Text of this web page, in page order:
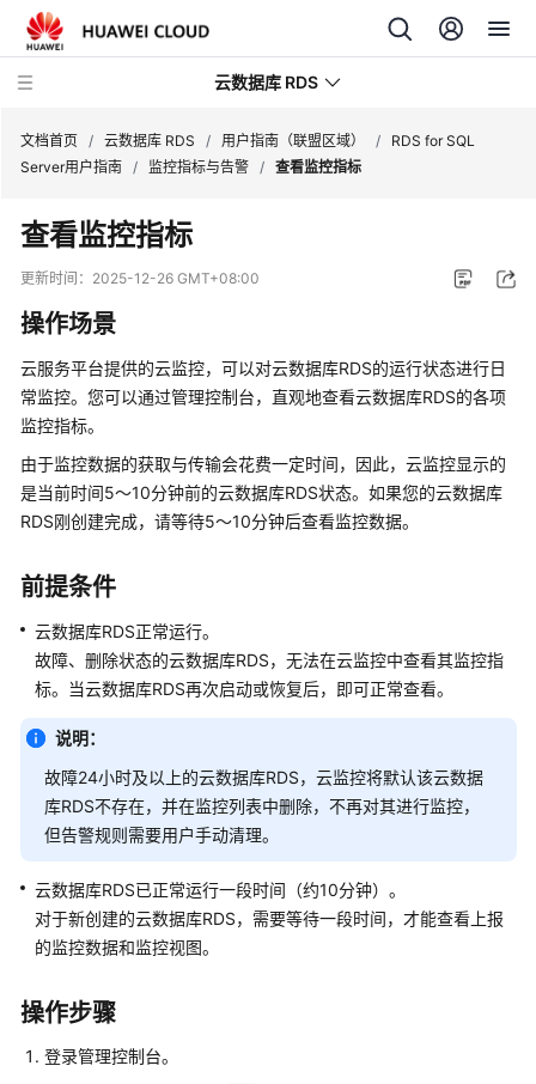
云数据库 RDS
产
介
绍
计
费
说
明
速
入
门
内
介
用
户
指
南
最
实
践
文档首页 / 云数据库 RDS / 用户指南（联盟区域） /
RDS for SQL
Server用户指南 / 监控指标与告警 / 查看监控指标
查看监控指标
更新时间： 2025-12-26 GMT+08:00
操作场景
云服务平台提供的云监控，可以对云数据库RDS的运行状态进行日
常监控。您可以通过管理控制台，直观地查看云数据库RDS的各项
监控指标。
由于监控数据的获取与传输会花费一定时间，因此，云监控显示的
是当前时间5～10分钟前的云数据库RDS状态。如果您的云数据库
RDS刚创建完成，请等待5～10分钟后查看监控数据。
前提条件
云数据库RDS正常运行。
故障、删除状态的云数据库RDS，无法在云监控中查看其监控指
标。当云数据库RDS再次启动或恢复后，即可正常查看。
说明：
故障24小时及以上的云数据库RDS，云监控将默认该云数据
库RDS不存在，并在监控列表中删除，不再对其进行监控，
但告警规则需要用户手动清理。
云数据库RDS已正常运行一段时间（约10分钟）。
对于新创建的云数据库RDS，需要等待一段时间，才能查看上报
的监控数据和监控视图。
操作步骤
登录管理控制台。